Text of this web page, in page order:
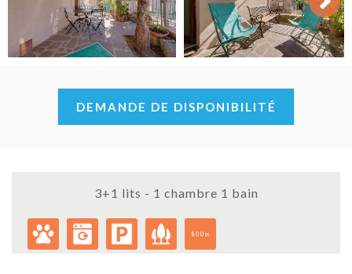
Next
DEMANDE DE DISPONIBILITÉ
3+1 lits - 1 chambre 1 bain
800m